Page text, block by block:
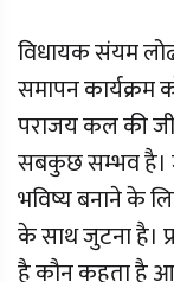
विधायक संयम
समापन
पराजय कल की
सबकुछ सम्भव है।
भविष्य बनाने के
के साथ जुटना है।
है कौन कहता है